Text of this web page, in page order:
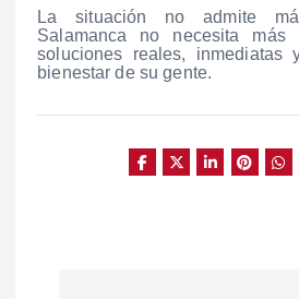
La situación no admite
Salamanca no necesita más
soluciones reales, inmediatas
bienestar de su gente.